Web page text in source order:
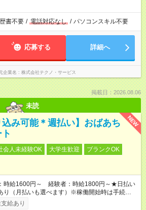
書不要 / 電話対応なし / パソコンスキル不要
応募する 詳細へ
企業名 株式会社テクノ・サービス
掲載日：2026.08.06
未読
NEW
込み可能＊週払い】おばあち
会人未経験OK 大学生歓迎
ブランクOK
時給1600円～ 経験者：時給1800円～★日払い
り（月払いも選べます）※稼働開始時は手続き完
いとなります。
給あり